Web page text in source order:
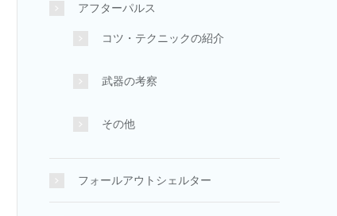
アフターパルス
コツ・テクニックの紹介
武器の考察
その他
フォールアウトシェルター